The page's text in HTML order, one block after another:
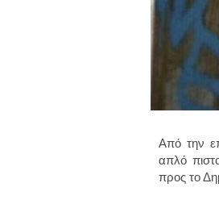
Από την
απλό
προς το